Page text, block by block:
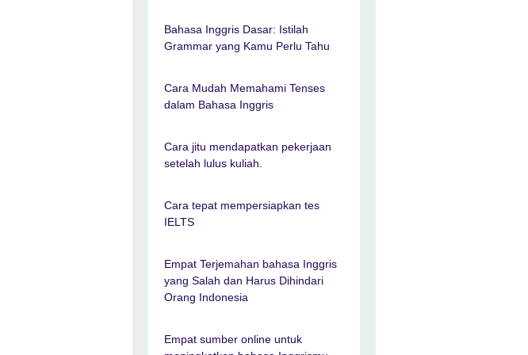
Bahasa Inggris Dasar: Istilah
Grammar yang Kamu Perlu Tahu
Cara Mudah Memahami Tenses
dalam Bahasa Inggris
Cara jitu mendapatkan pekerjaan
setelah lulus kuliah.
Cara tepat mempersiapkan tes
IELTS
Empat Terjemahan bahasa Inggris
yang Salah dan Harus Dihindari
Orang Indonesia
Empat sumber online untuk